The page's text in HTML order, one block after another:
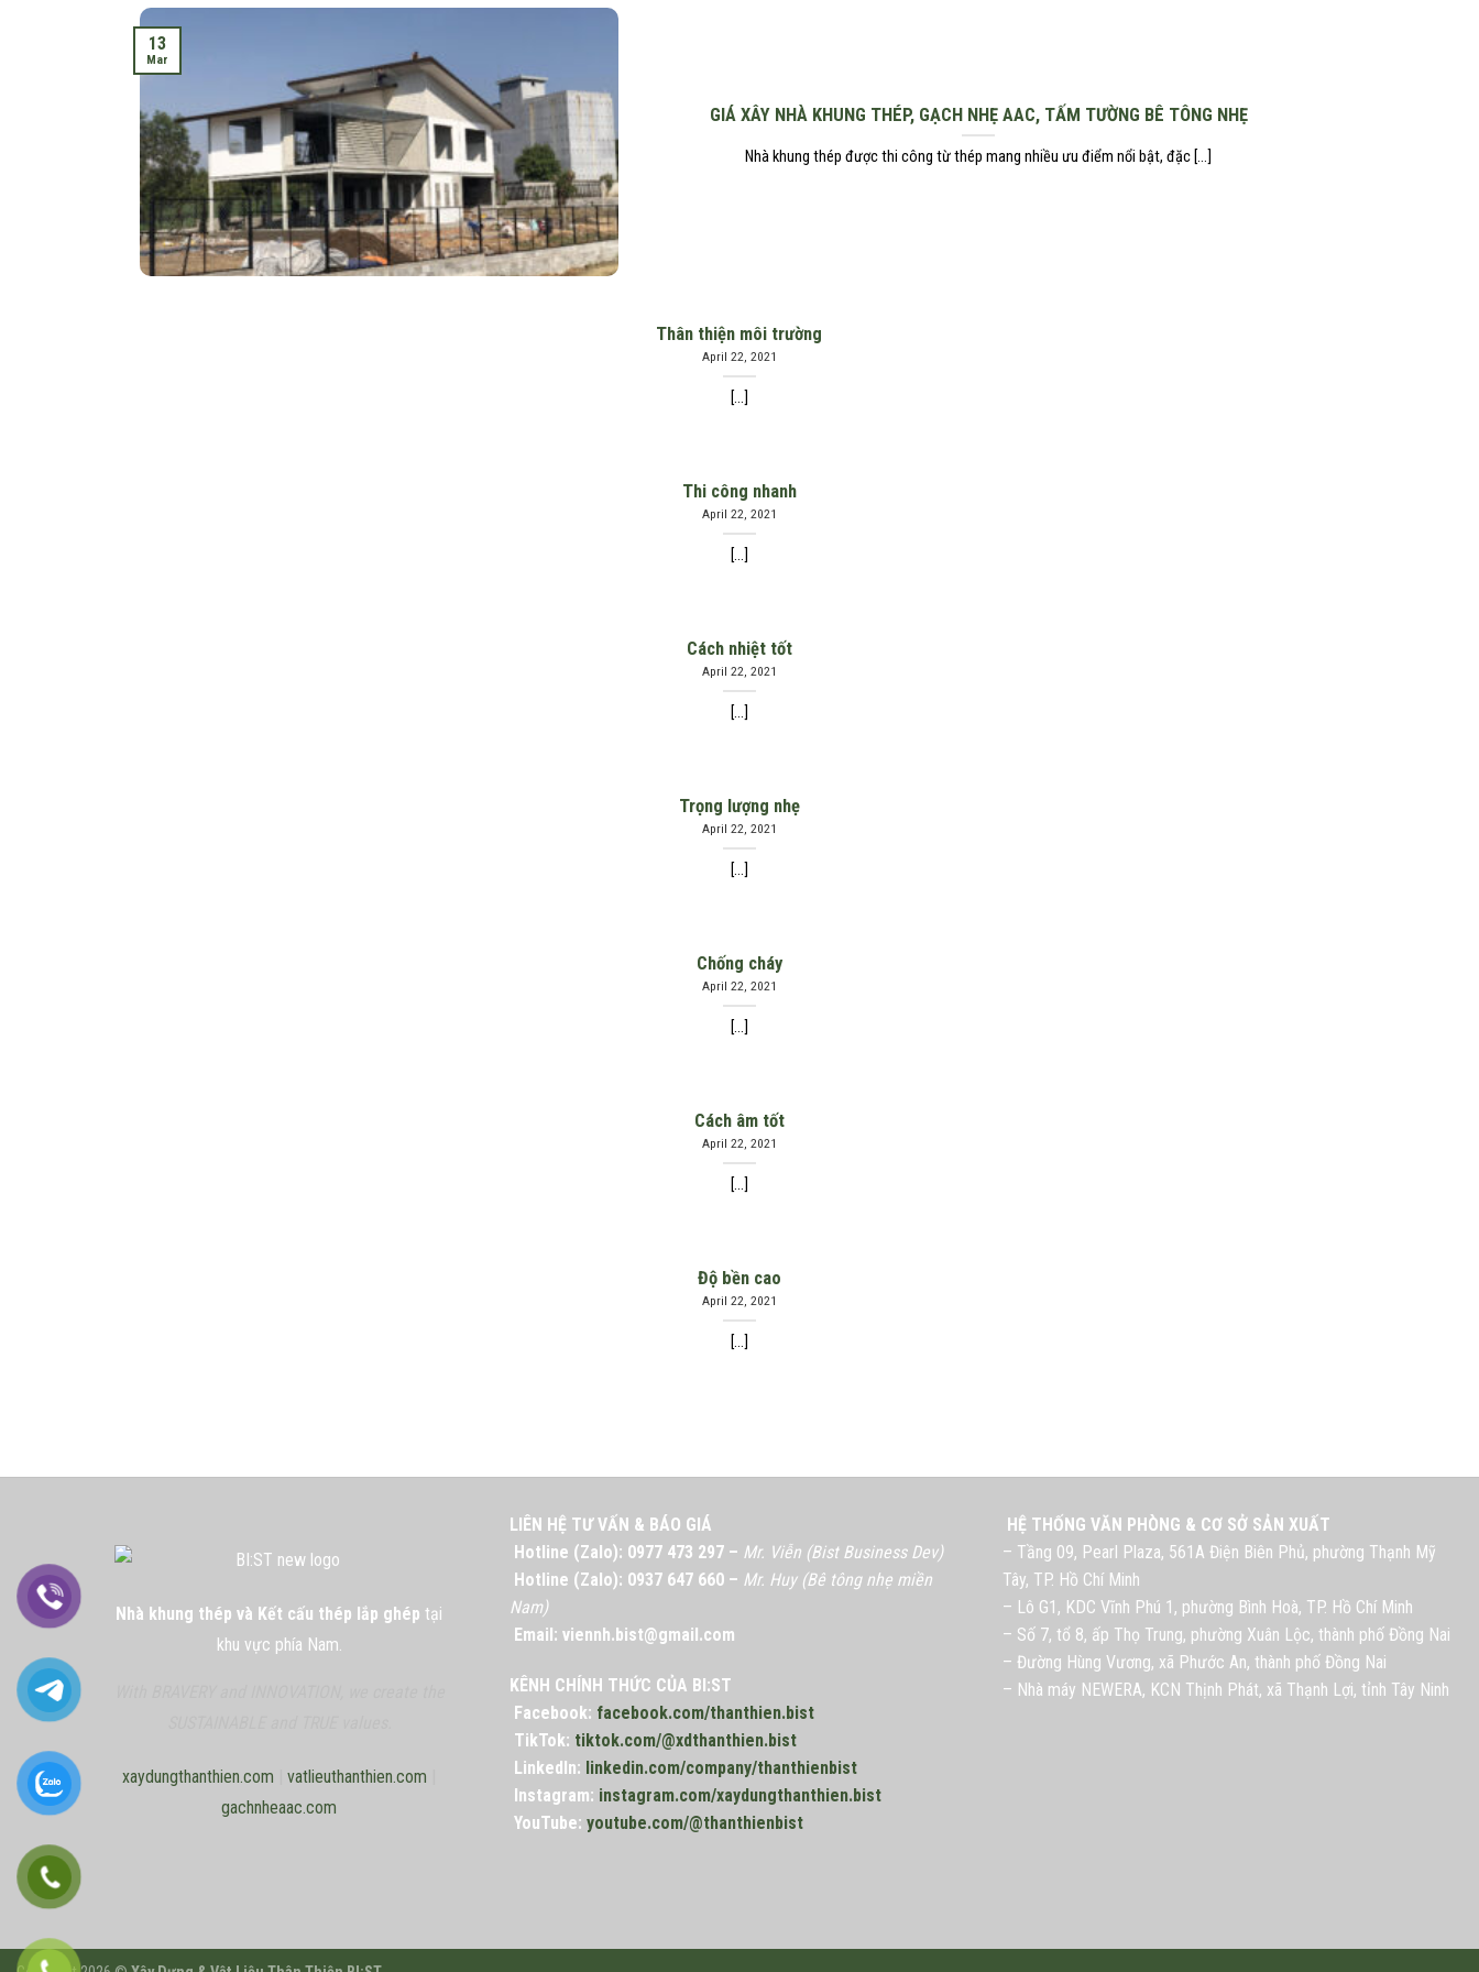
GIÁ XÂY NHÀ KHUNG THÉP, GẠCH NHẸ AAC, TẤM TƯỜNG BÊ TÔNG NHẸ
Nhà khung thép được thi công từ thép mang nhiều ưu điểm nổi bật, đặc [...]
13
Mar
Thân thiện môi trường
April 22, 2021
[...]
Thi công nhanh
April 22, 2021
[...]
Cách nhiệt tốt
April 22, 2021
[...]
Trọng lượng nhẹ
April 22, 2021
[...]
Chống cháy
April 22, 2021
[...]
Cách âm tốt
April 22, 2021
[...]
Độ bền cao
April 22, 2021
[...]
Nhà khung thép và Kết cấu thép lắp ghép tại
khu vực phía Nam.
xaydungthanthien.com |vatlieuthanthien.com
gachnheaac.com
LIÊN HỆ TƯ VẤN & BÁO GIÁ
Hotline (Zalo): 0977 473 297 – Mr. Viễn (Bist Business Dev)
Hotline (Zalo): 0937 647 660 – Mr. Huy (Bê tông nhẹ miền
Nam)
Email: viennh.bist@gmail.com
KÊNH CHÍNH THỨC CỦA BI:ST
Facebook: facebook.com/thanthien.bist
TikTok: tiktok.com/@xdthanthien.bist
LinkedIn: linkedin.com/company/thanthienbist
Instagram: instagram.com/xaydungthanthien.bist
YouTube: youtube.com/@thanthienbist
HỆ THỐNG VĂN PHÒNG & CƠ SỞ SẢN XUẤT
– Tầng 09, Pearl Plaza, 561A Điện Biên Phủ, phường Thạnh Mỹ
Tây, TP. Hồ Chí Minh
– Lô G1, KDC Vĩnh Phú 1, phường Bình Hoà, TP. Hồ Chí Minh
– Số 7, tổ 8, ấp Thọ Trung, phường Xuân Lộc, thành phố Đồng Nai
– Đường Hùng Vương, xã Phước An, thành phố Đồng Nai
– Nhà máy NEWERA, KCN Thịnh Phát, xã Thạnh Lợi, tỉnh Tây Ninh